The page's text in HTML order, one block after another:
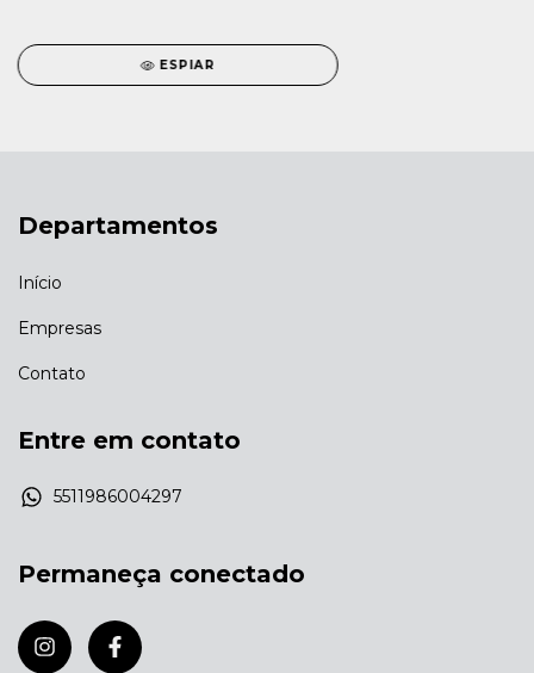
ESPIAR
Departamentos
Início
Empresas
Contato
Entre em contato
5511986004297
Permaneça conectado